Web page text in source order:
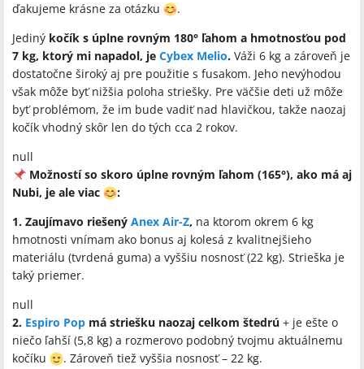
ďakujeme krásne za otázku
.
Jediný kočík s úplne rovným 180° ľahom a hmotnosťou pod
7 kg, ktorý mi napadol, je Cybex Melio. Váži 6 kg a zároveň je
dostatočne široký aj pre použitie s fusakom. Jeho nevýhodou
však môže byť nižšia poloha striešky. Pre väčšie deti už môže
byť problémom, že im bude vadiť nad hlavičkou, takže naozaj
kočík vhodný skôr len do tých cca 2 rokov.
null
Možností so skoro úplne rovným ľahom (165°), ako má aj
Nubi, je ale viac
:
1. Zaujímavo riešený Anex Air-Z, na ktorom okrem 6 kg
hmotnosti vnímam ako bonus aj kolesá z kvalitnejšieho
materiálu (tvrdená guma) a vyššiu nosnosť (22 kg). Strieška je
taký priemer.
null
2. Espiro Pop má striešku naozaj celkom štedrú + je ešte o
niečo ľahší (5,8 kg) a rozmerovo podobný tvojmu aktuálnemu
kočíku
. Zároveň tiež vyššia nosnosť – 22 kg.